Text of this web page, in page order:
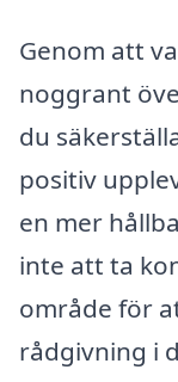
Genom att
noggrant
du
positiv
en mer
inte att ta
område för
rådgivning i